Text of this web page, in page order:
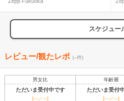
スケジュー
レビュー/観たレポ (--件)
男女比 年齢層
ただいま受付中です ただいま受付
[---／---] [---／---]